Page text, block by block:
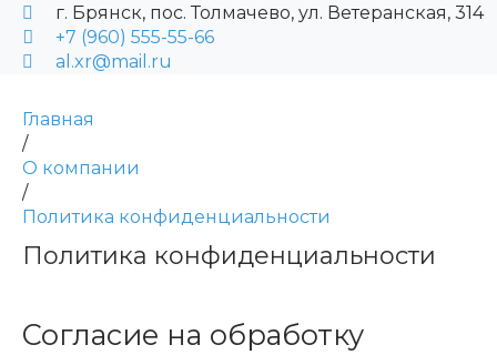
г. Брянск, пос. Толмачево, ул. Ветеранская, 314
+7 (960) 555-55-66
al.xr@mail.ru
Главная
/
О компании
/
Политика конфиденциальности
Политика конфиденциальности
Согласие на обработку